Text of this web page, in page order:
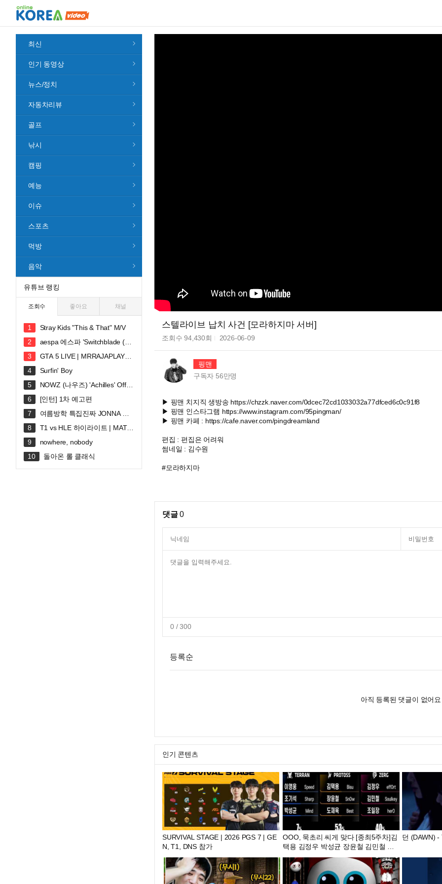
최신
인기 동영상
뉴스/정치
자동차리뷰
골프
낚시
캠핑
예능
이슈
스포츠
먹방
음악
유튜브 랭킹
조회수 좋아요 채널
Stray Kids "This & That" M/V
aespa 에스파 'Switchblade (Fe
at. Ty Dolla $ign)' MV
GTA 5 LIVE | MRRAJAPLAY#s
hortslive #shortsfeed #gta5 #gtaonli
ne
Surfin' Boy
NOWZ (나우즈) 'Achilles' Offici
al Music Video
[인턴] 1차 예고편
여름방학 특집진짜 JONNA 웃
깁니다ㅠㅠㅠ 혜안져스 덕몽어스 완
전체 합방!
T1 vs HLE 하이라이트 | MATC
H 30 | 2026 LoL KeSPA CUP
nowhere, nobody
돌아온 롤 클래식
스텔라이브 납치 사건 [모라하지마 서버]
조회수94,430회 2026-06-09
핑맨
구독자 56만명
▶ 핑맨 치지직 생방송 https://chzzk.naver.com/0dcec72cd1033032a77dfced6c0c91f8
▶ 핑맨 인스타그램 https://www.instagram.com/95pingman/
▶ 핑맨 카페 : https://cafe.naver.com/pingdreamland
편집 : 편집은 어려워
썸네일 : 김수원
#모라하지마
댓글0
0/ 300
등록순
아직 등록된 댓글이 없어요
인기 콘텐츠
SURVIVAL STAGE | 2026 PGS 7 | GE
N, T1, DNS 참가
OOO, 묵초리 씨게 맞다 [종최5주차]김
택용 김정우 박성균 장윤철 김민철 도
재욱 조기석 조일장 이영웅 [KCM 종족
최강전 2026, 시즌3]
던 (DAWN)